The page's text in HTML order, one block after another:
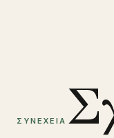
ΣΥΝΕΧΕΙΑ